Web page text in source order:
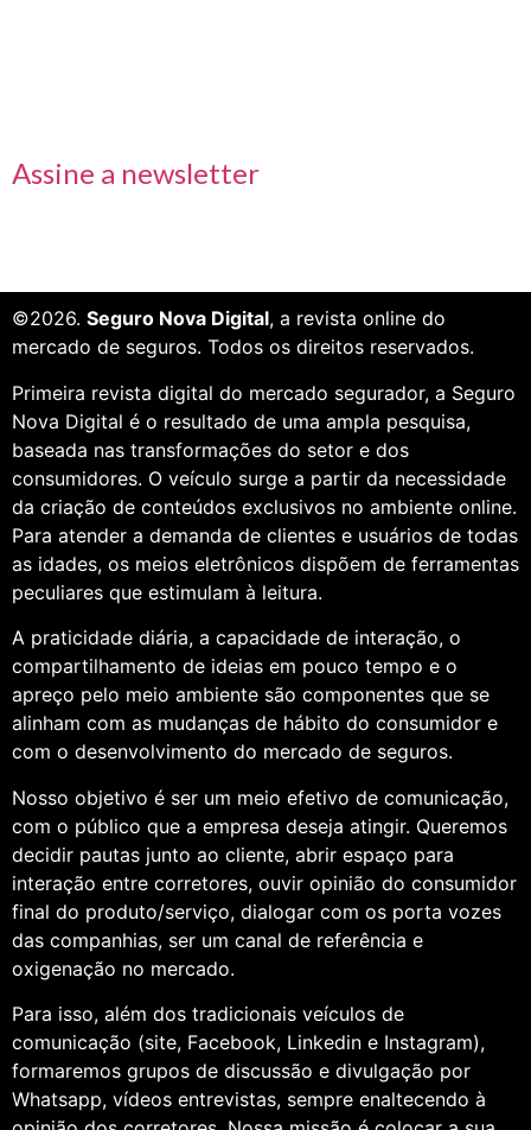
Assine a newsletter
©2026. Seguro Nova Digital, a revista online do
mercado de seguros. Todos os direitos reservados.
Primeira revista digital do mercado segurador, a Seguro
Nova Digital é o resultado de uma ampla pesquisa,
baseada nas transformações do setor e dos
consumidores. O veículo surge a partir da necessidade
da criação de conteúdos exclusivos no ambiente online.
Para atender a demanda de clientes e usuários de todas
as idades, os meios eletrônicos dispõem de ferramentas
peculiares que estimulam à leitura.
A praticidade diária, a capacidade de interação, o
compartilhamento de ideias em pouco tempo e o
apreço pelo meio ambiente são componentes que se
alinham com as mudanças de hábito do consumidor e
com o desenvolvimento do mercado de seguros.
Nosso objetivo é ser um meio efetivo de comunicação,
com o público que a empresa deseja atingir. Queremos
decidir pautas junto ao cliente, abrir espaço para
interação entre corretores, ouvir opinião do consumidor
final do produto/serviço, dialogar com os porta vozes
das companhias, ser um canal de referência e
oxigenação no mercado.
Para isso, além dos tradicionais veículos de
comunicação (site, Facebook, Linkedin e Instagram),
formaremos grupos de discussão e divulgação por
Whatsapp, vídeos entrevistas, sempre enaltecendo à